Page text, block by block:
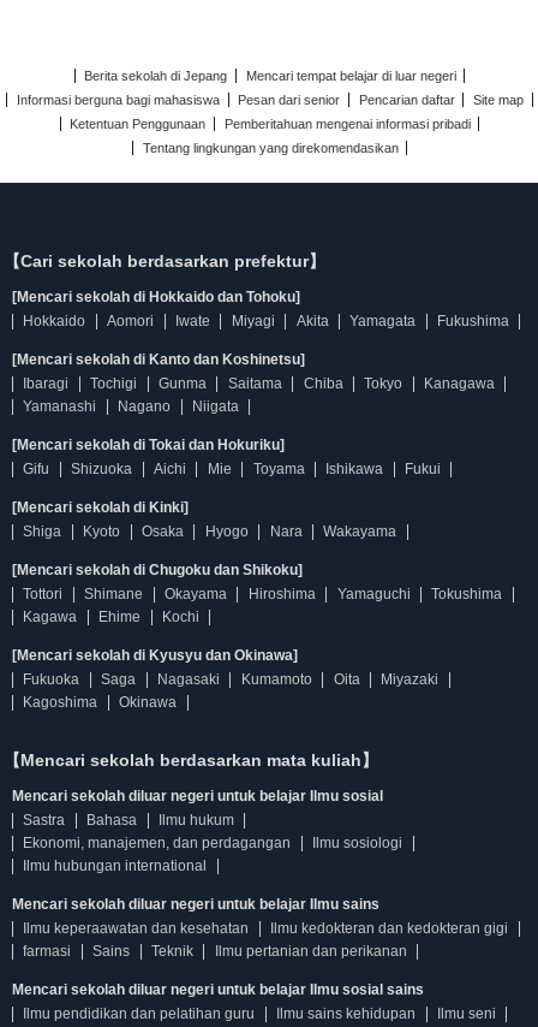
Berita sekolah di Jepang
Mencari tempat belajar di luar negeri
Informasi berguna bagi mahasiswa
Pesan dari senior Pencarian daftar
Site map
Ketentuan Penggunaan
Pemberitahuan mengenai informasi pribadi
Tentang lingkungan yang direkomendasikan
【Cari sekolah berdasarkan prefektur】
[Mencari sekolah di Hokkaido dan Tohoku]
Hokkaido
Aomori Iwate Miyagi Akita Yamagata Fukushima
[Mencari sekolah di Kanto dan Koshinetsu]
Ibaragi
Tochigi Gunma Saitama Chiba Tokyo
Kanagawa
Yamanashi
Nagano Niigata
[Mencari sekolah di Tokai dan Hokuriku]
Gifu
Shizuoka Aichi Mie Toyama Ishikawa Fukui
[Mencari sekolah di Kinki]
Shiga
Kyoto Osaka Hyogo Nara Wakayama
[Mencari sekolah di Chugoku dan Shikoku]
Tottori
Shimane Okayama Hiroshima Yamaguchi
Tokushima
Kagawa
Ehime Kochi
[Mencari sekolah di Kyusyu dan Okinawa]
Fukuoka
Saga Nagasaki Kumamoto Oita
Miyazaki
Kagoshima
Okinawa
【Mencari sekolah berdasarkan mata kuliah】
Mencari sekolah diluar negeri untuk belajar Ilmu sosial
Sastra
Bahasa
Ilmu hukum
Ekonomi, manajemen, dan perdagangan
Ilmu sosiologi
Ilmu hubungan international
Mencari sekolah diluar negeri untuk belajar Ilmu sains
Ilmu keperaawatan dan kesehatan
Ilmu kedokteran dan kedokteran gigi
farmasi
Sains Teknik Ilmu pertanian dan perikanan
Mencari sekolah diluar negeri untuk belajar Ilmu sosial sains
Ilmu pendidikan dan pelatihan guru
Ilmu sains kehidupan
Ilmu seni